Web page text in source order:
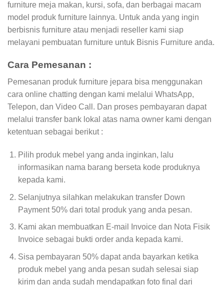
furniture meja makan, kursi, sofa, dan berbagai macam
model produk furniture lainnya. Untuk anda yang ingin
berbisnis furniture atau menjadi reseller kami siap
melayani pembuatan furniture untuk Bisnis Furniture anda.
Cara Pemesanan :
Pemesanan produk furniture jepara bisa menggunakan
cara online chatting dengan kami melalui WhatsApp,
Telepon, dan Video Call. Dan proses pembayaran dapat
melalui transfer bank lokal atas nama owner kami dengan
ketentuan sebagai berikut :
Pilih produk mebel yang anda inginkan, lalu
informasikan nama barang berseta kode produknya
kepada kami.
Selanjutnya silahkan melakukan transfer Down
Payment 50% dari total produk yang anda pesan.
Kami akan membuatkan E-mail Invoice dan Nota Fisik
Invoice sebagai bukti order anda kepada kami.
Sisa pembayaran 50% dapat anda bayarkan ketika
produk mebel yang anda pesan sudah selesai siap
kirim dan anda sudah mendapatkan foto final dari